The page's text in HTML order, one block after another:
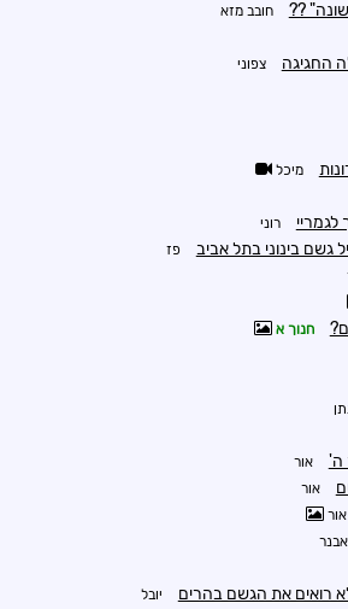
?? חובב מזא
החגיגה צפוני
מיכל
רוני
גשם בינוני בתל אביב פז
חנוך א
ה' אור
אור
אור
אבנר
רואים את הגשם בהרים יובל